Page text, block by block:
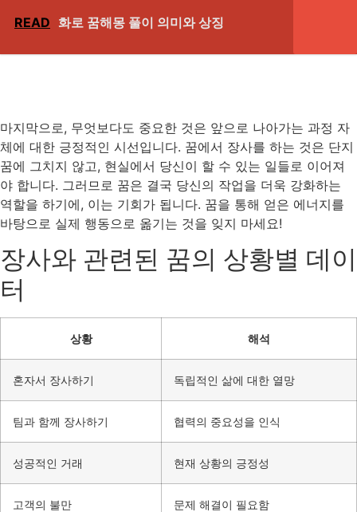
READ 화로 꿈해몽 풀이 의미와 상징
마지막으로, 무엇보다도 중요한 것은 앞으로 나아가는 과정 자
체에 대한 긍정적인 시선입니다. 꿈에서 장사를 하는 것은 단지
꿈에 그치지 않고, 현실에서 당신이 할 수 있는 일들로 이어져
야 합니다. 그러므로 꿈은 결국 당신의 작업을 더욱 강화하는
역할을 하기에, 이는 기회가 됩니다. 꿈을 통해 얻은 에너지를
바탕으로 실제 행동으로 옮기는 것을 잊지 마세요!
장사와 관련된 꿈의 상황별 데이
터
상황 해석
혼자서 장사하기 독립적인 삶에 대한 열망
팀과 함께 장사하기 협력의 중요성을 인식
성공적인 거래 현재 상황의 긍정성
고객의 불만 문제 해결이 필요함